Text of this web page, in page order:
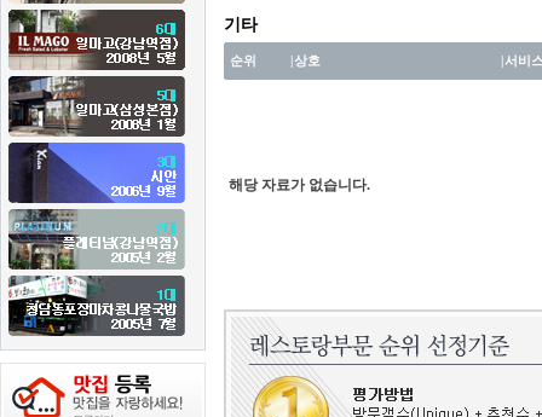
기타
순위 |상호 |서비
해당 자료가 없습니다.